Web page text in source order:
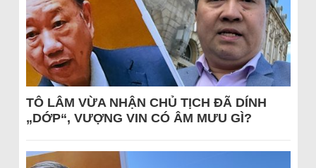
TÔ LÂM VỪA NHẬN CHỦ TỊCH ĐÃ DÍNH
„DỚP“, VƯỢNG VIN CÓ ÂM MƯU GÌ?